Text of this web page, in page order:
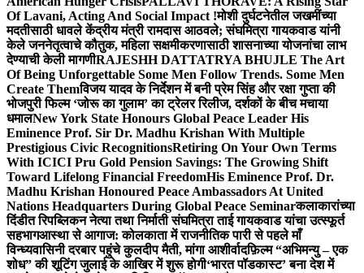
Of Lavani, Acting And Social Impact !मोशी दुर्घटनेतील जखमींच्या
मदतीसाठी धावले केंद्रीय मंत्री रामदास आठवले; संघमित्रा गायकवाड यांनी
केले जननेतृत्वाचे कौतुक, महिला सक्षमीकरणासाठी शासनाच्या योजनांचा लाभ
देण्याची केली मागणीRAJESHH DATTATRYA BHUJLE The Art
Of Being Unforgettable Some Men Follow Trends. Some Men
Create Themविजय यादव के निर्देशन में बनी प्रेम सिंह और रक्षा गुप्ता की
भोजपुरी फिल्म ‘जोरू का गुलाम’ का ट्रेलर रिलीज, दर्शकों के बीच मचाया
धमालNew York State Honours Global Peace Leader His
Eminence Prof. Sir Dr. Madhu Krishan With Multiple
Prestigious Civic RecognitionsRetiring On Your Own Terms
With ICICI Pru Gold Pension Savings: The Growing Shift
Toward Lifelong Financial FreedomHis Eminence Prof. Dr.
Madhu Krishan Honoured Peace Ambassadors At United
Nations Headquarters During Global Peace Seminarकलाकारांच्या
दिंडीत रिपब्लिकन नेत्या तथा निर्माती संघमित्रा ताई गायकवाड यांचा उत्स्फूर्त
सहभागआस्था से आगाज: कोलकाता में राजनीतिक पारी से पहले माँ
विन्ध्यवासिनी दरबार पहुंचे कुलदीप मैती, मांगा आशीर्वादफ़िल्म “अभिमन्यु – एक
शोध” की शूटिंग जुलाई के आखिर में शुरू होगी‘भारत पॉडकास्ट’ बना देश में